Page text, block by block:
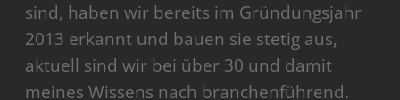
sind, haben wir bereits im Gründungsjahr
2013 erkannt und bauen sie stetig aus,
aktuell sind wir bei über 30 und damit
meines Wissens nach branchenführend.